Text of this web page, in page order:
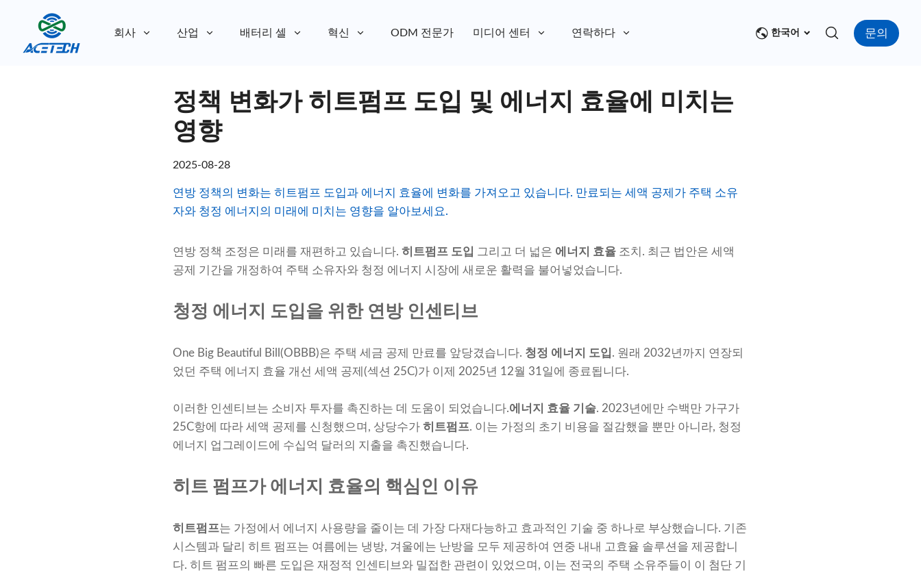
회사 산업 배터리 셀 혁신 ODM 전문가 미디어 센터 연락하다 한국어 문의
정책 변화가 히트펌프 도입 및 에너지 효율에 미치는
영향
2025-08-28
연방 정책의 변화는 히트펌프 도입과 에너지 효율에 변화를 가져오고 있습니다. 만료되는 세액 공제가 주택 소유
자와 청정 에너지의 미래에 미치는 영향을 알아보세요.
연방 정책 조정은 미래를 재편하고 있습니다. 히트펌프 도입 그리고 더 넓은 에너지 효율 조치. 최근 법안은 세액
공제 기간을 개정하여 주택 소유자와 청정 에너지 시장에 새로운 활력을 불어넣었습니다.
청정 에너지 도입을 위한 연방 인센티브
One Big Beautiful Bill(OBBB)은 주택 세금 공제 만료를 앞당겼습니다. 청정 에너지 도입 . 원래 2032년까지 연장되
었던 주택 에너지 효율 개선 세액 공제(섹션 25C)가 이제 2025년 12월 31일에 종료됩니다.
이러한 인센티브는 소비자 투자를 촉진하는 데 도움이 되었습니다.에너지 효율 기술. 2023년에만 수백만 가구가
25C항에 따라 세액 공제를 신청했으며, 상당수가 히트펌프. 이는 가정의 초기 비용을 절감했을 뿐만 아니라, 청정
에너지 업그레이드에 수십억 달러의 지출을 촉진했습니다.
히트 펌프가 에너지 효율의 핵심인 이유
히트펌프는 가정에서 에너지 사용량을 줄이는 데 가장 다재다능하고 효과적인 기술 중 하나로 부상했습니다. 기존
시스템과 달리 히트 펌프는 여름에는 냉방, 겨울에는 난방을 모두 제공하여 연중 내내 고효율 솔루션을 제공합니
다. 히트 펌프의 빠른 도입은 재정적 인센티브와 밀접한 관련이 있었으며, 이는 전국의 주택 소유주들이 이 첨단 기